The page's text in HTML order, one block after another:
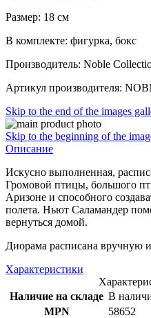
Размер: 18 см
В комплекте: фигурка, бокс
Производитель: Noble
Артикул производителя:
Skip to the end of the images
Skip to the beginning of the
Описание
Искусно выполненная,
Громовой птицы, большого
Аризоне и способного
полета. Ньют Саламандер
вернуться домой.
Диорама расписана вручную
Характеристики
Наличие на складе В
MPN
58652